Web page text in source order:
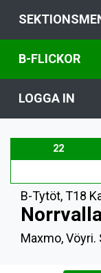
B-FLICKOR
LOGGA IN
22
B-Tytöt,T18
Maxmo, Vöyri.